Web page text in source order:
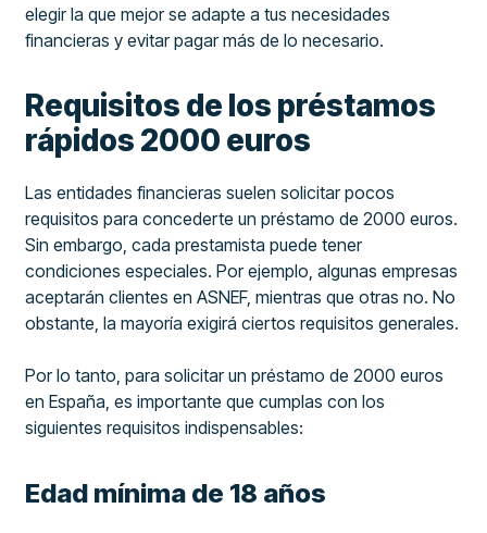
elegir la que mejor se adapte a tus necesidades
financieras y evitar pagar más de lo necesario.
Requisitos de los préstamos
rápidos 2000 euros
Las entidades financieras suelen solicitar pocos
requisitos para concederte un préstamo de 2000 euros.
Sin embargo, cada prestamista puede tener
condiciones especiales. Por ejemplo, algunas empresas
aceptarán clientes en ASNEF, mientras que otras no. No
obstante, la mayoría exigirá ciertos requisitos generales.
Por lo tanto, para solicitar un préstamo de 2000 euros
en España, es importante que cumplas con los
siguientes requisitos indispensables:
Edad mínima de 18 años